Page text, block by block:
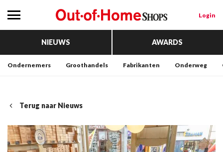
Login
NIEUWS AWARDS
Ondernemers Groothandels Fabrikanten Onderweg
Terug naar Nieuws